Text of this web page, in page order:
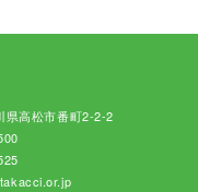
県高松市番町2-2-2